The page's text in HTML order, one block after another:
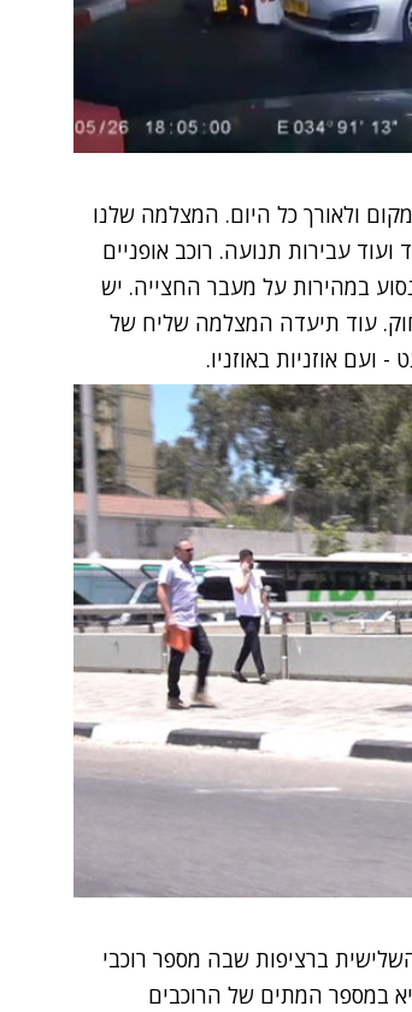
ולאורך כל היום. המצלמה שלנו
עבירות תנועה. רוכב אופניים
במהירות על מעבר החצייה. יש
עוד תיעדה המצלמה שליח של
ועם אוזניות באוזניו.
ברציפות שבה מספר רוכבי
במספר המתים של הרוכבים